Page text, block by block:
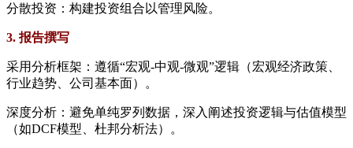
分散投资：构建投资组合以管理风险。
3. 报告撰写
采用分析框架：遵循“宏观-中观-微观”逻辑（宏观经济政策、
行业趋势、公司基本面）。
深度分析：避免单纯罗列数据，深入阐述投资逻辑与估值模型
（如DCF模型、杜邦分析法）。